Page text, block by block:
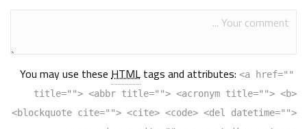
You may use theseHTMLtags and attributes: <a href=""
title=""> <abbr title=""> <acronym title=""> <b>
<blockquote cite=""> <cite> <code> <del datetime="">